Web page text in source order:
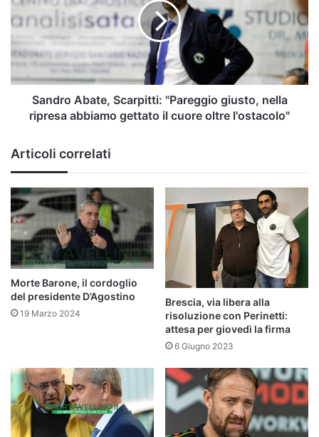
"Pareggio
giusto,
nella
ripresa
abbiamo
gettato
cuore
Sandro Abate, Scarpitti: "Pareggio giusto, nella
ripresa abbiamo gettato il cuore oltre l'ostacolo"
Articoli correlati
Morte Barone, il cordoglio
del presidente D’Agostino
19 Marzo 2024
Brescia, via libera alla
risoluzione con Perinetti:
attesa per giovedì la firma
6 Giugno 2023